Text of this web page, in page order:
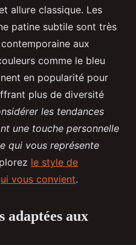
allure classique. Les
patine subtile sont très
aux
comme le bleu
en popularité pour
plus de diversité
les tendances
une touche personnelle
qui vous représente
le style de
vous convient.
adaptées aux